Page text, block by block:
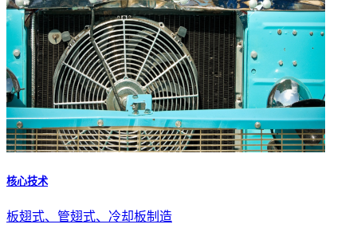
核心技术
板翅式、管翅式、冷却板制造